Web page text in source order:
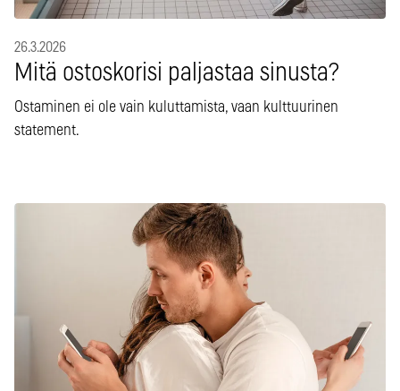
26.3.2026
Mitä ostoskorisi paljastaa sinusta?
Ostaminen ei ole vain kuluttamista, vaan kulttuurinen
statement.